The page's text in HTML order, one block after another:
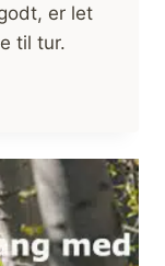
er let
til tur.